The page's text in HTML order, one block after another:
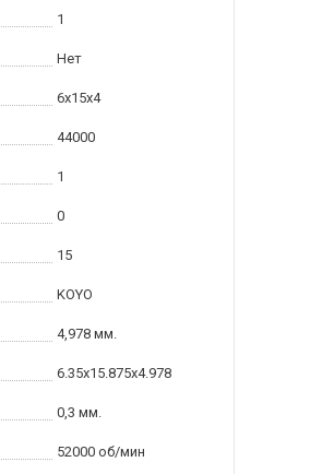
1
Нет
6x15x4
44000
1
0
15
KOYO
4,978 мм.
6.35x15.875x4.978
0,3 мм.
52000 об/мин